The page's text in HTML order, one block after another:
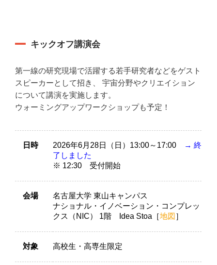
キックオフ講演会
第一線の研究現場で活躍する若手研究者などをゲスト
スピーカーとして招き、 宇宙分野やクリエイション
について講演を実施します。
ウォーミングアップワークショップも予定！
日時 2026年6月28日（日）13:00～17:00
→ 終
了しました
※ 12:30 受付開始
会場
名古屋大学 東山キャンパス
ナショナル・イノベーション・コンプレッ
クス（NIC） 1階 Idea Stoa［地図 ］
対象 高校生・高専生限定